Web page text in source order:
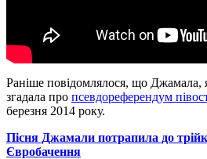
Раніше повідомлялося, що Джамала,
згадала про псевдореферендум
березня 2014 року.
Пісня Джамали потрапила до
Євробачення